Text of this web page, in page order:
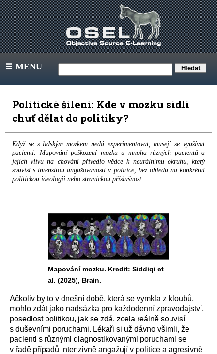
III MENU
Politické šílení: Kde v mozku sídlí
chuť dělat do politiky?
Když se s lidským mozkem nedá experimentovat, musejí se využívat
pacienti. Mapování poškození mozku u mnoha různých pacientů a
jejich vlivu na chování přivedlo vědce k neurálnímu okruhu, který
souvisí s intenzitou angažovanosti v politice, bez ohledu na konkrétní
politickou ideologii nebo stranickou příslušnost.
Mapování mozku. Kredit: Siddiqi et
al. (2025), Brain.
Ačkoliv by to v dnešní době, která se vymkla z kloubů,
mohlo zdát jako nadsázka pro každodenní zpravodajství,
posedlost politikou, jak se zdá, zcela reálně souvisí
s duševními poruchami. Lékaři si už dávno všimli, že
pacienti s různými diagnostikovanými poruchami se
v řadě případů intenzivně angažují v politice a agresivně